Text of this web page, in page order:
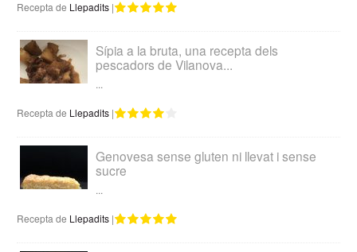
Recepta de Llepadits |
Sípia a la bruta, una recepta dels
pescadors de Vilanova...
...
Recepta de Llepadits |
Genovesa sense gluten ni llevat i sense
sucre
...
Recepta de Llepadits |